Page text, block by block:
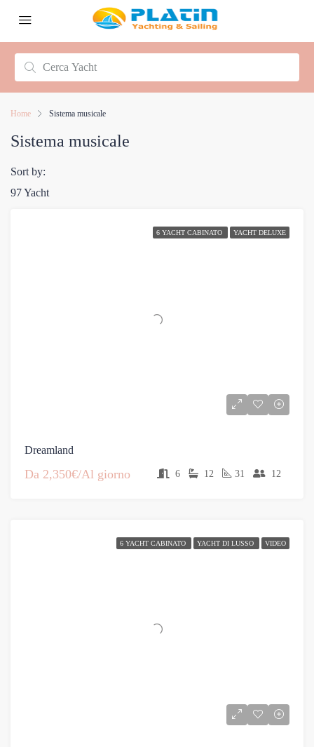
Home Sistema musicale
Sistema musicale
97 Yacht
Sort by:
6 YACHT CABINATO YACHT DELUXE
Dreamland
Da 2,350€/Al giorno 6 12 31 12
6 YACHT CABINATO YACHT DI LUSSO VIDEO